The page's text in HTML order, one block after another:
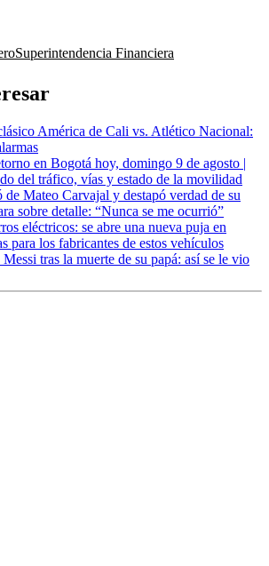
Superintendencia Financiera
América de Cali vs. Atlético Nacional:
en Bogotá hoy, domingo 9 de agosto |
del tráfico, vías y estado de la movilidad
Mateo Carvajal y destapó verdad de su
sobre detalle: “Nunca se me ocurrió”
eléctricos: se abre una nueva puja en
para los fabricantes de estos vehículos
tras la muerte de su papá: así se le vio